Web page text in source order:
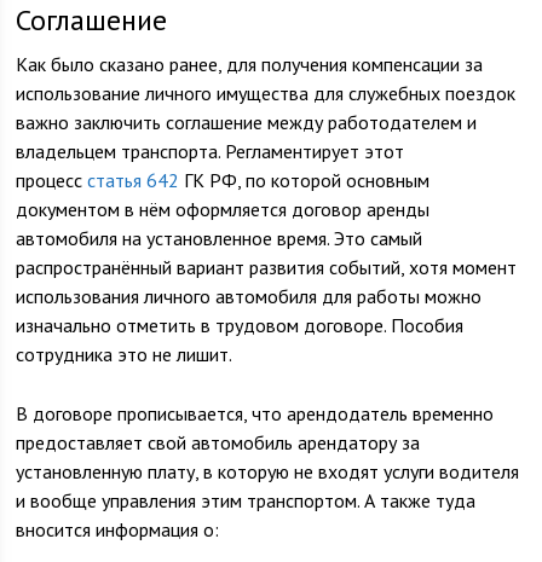
Соглашение
Как было сказано ранее, для получения компенсации за
использование личного имущества для служебных поездок
важно заключить соглашение между работодателем и
владельцем транспорта. Регламентирует этот
процессстатья 642 ГК РФ, по которой основным
документом в нём оформляется договор аренды
автомобиля на установленное время. Это самый
распространённый вариант развития событий, хотя момент
использования личного автомобиля для работы можно
изначально отметить в трудовом договоре. Пособия
сотрудника это не лишит.
В договоре прописывается, что арендодатель временно
предоставляет свой автомобиль арендатору за
установленную плату, в которую не входят услуги водителя
и вообще управления этим транспортом. А также туда
вносится информация о: